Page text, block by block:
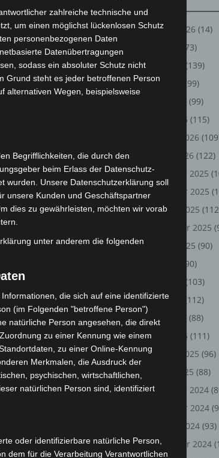
nach den japanischen
das erste
gebaut
geplant. Mit einer
744 Passagiere
und wird mit dem
mit Unterstützung
der besseren
Emden
durch. Das Team nutzt
in
erfolgen. Die
der Ems nicht zu
August 2026 (14)
(73)
(139)
Mai 2026
(99)
(99)
März 2026 (115)
Februar 2026
Januar 2026 (122)
Dezember 2025
November 2025
Oktober 2025
September 2025
August 2025 (90)
(90)
(103)
Mai 2025
(112)
April 2025
(88)
März 2025 (111)
Februar 2025 (96)
Januar 2025 (88)
Dezember 2024
November 2024
Oktober 2024 (93)
September 2024
zahlreiche technische und
um einen möglichst lückenlosen Schutz
personenbezogenen Daten
Datenübertragungen
sodass ein absoluter Schutz nicht
Grund steht es jeder betroffenen Person
alternativen Wegen, beispielsweise
Begrifflichkeiten, die durch den
beim Erlass der Datenschutz-
wurden. Unsere Datenschutzerklärung soll
unsere Kunden und Geschäftspartner
dies zu gewährleisten, möchten wir vorab
unter anderem die folgenden
die sich auf eine identifizierte
(im Folgenden "betroffene Person")
natürliche Person angesehen, die direkt
zu einer Kennung wie einem
zu einer Online-Kennung
Merkmalen, die Ausdruck der
psychischen, wirtschaftlichen,
natürlichen Person sind, identifiziert
oder identifizierbare natürliche Person,
dem für die Verarbeitung Verantwortlichen